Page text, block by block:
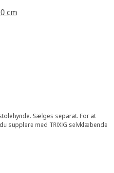
cm
af 5 Stjerner. Anmeldelser i
Sælges separat. For at
supplere med TRIXIG selvklæbende